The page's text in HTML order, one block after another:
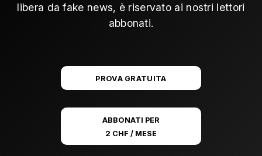
libera da fake news, è riservato ai nostri lettori
abbonati.
PROVA GRATUITA
ABBONATI PER
2 CHF / MESE